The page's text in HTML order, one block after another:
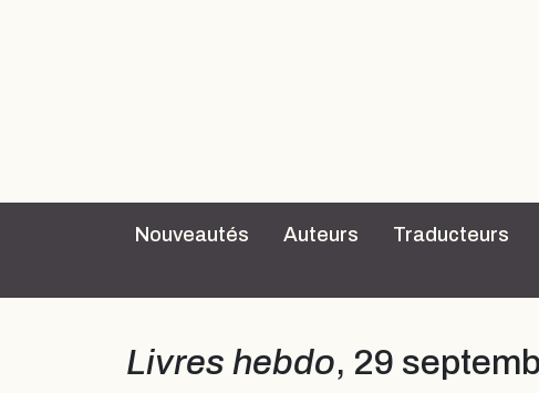
Nouveautés Auteurs Traducteurs
Livres hebdo, 29